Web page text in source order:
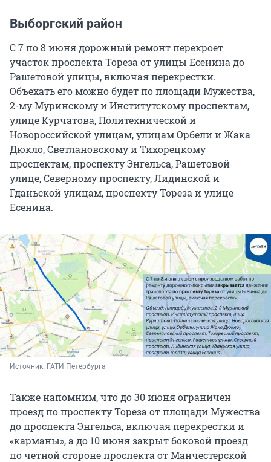
Выборгский район
С 7 по 8 июня дорожный ремонт перекроет
участок проспекта Тореза от улицы Есенина до
Рашетовой улицы, включая перекрестки.
Объехать его можно будет по площади Мужества,
2-муМуринскому и Институтскому проспектам,
улице Курчатова, Политехнической и
Новороссийской улицам, улицам Орбели и Жака
Дюкло, Светлановскому и Тихорецкому
проспектам, проспекту Энгельса, Рашетовой
улице, Северному проспекту, Лидинской и
Гданьской улицам, проспекту Тореза и улице
Есенина.
Источник: ГАТИ Петербурга
Также напомним, что до 30 июня ограничен
проезд по проспекту Тореза от площади Мужества
до проспекта Энгельса, включая перекрестки и
«карманы», а до 10 июня закрыт боковой проезд
по четной стороне проспекта от Манчестерской